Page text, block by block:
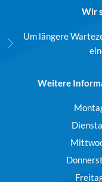
Wir
Um längere
Weitere